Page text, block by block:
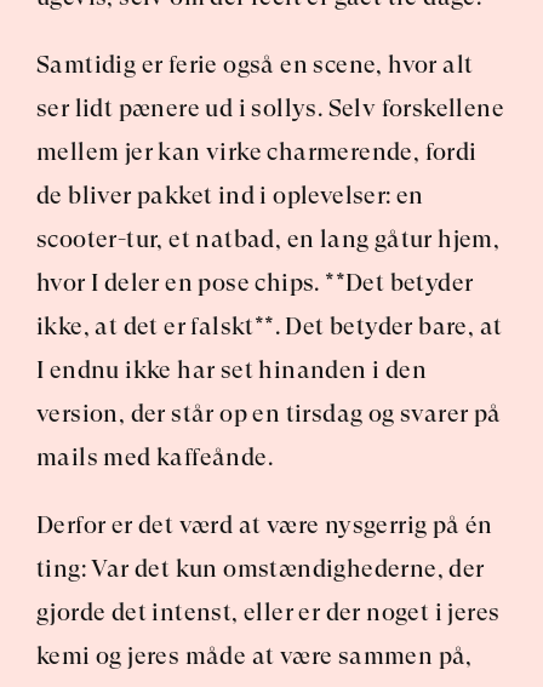
Samtidig er ferie også en scene, hvor alt
ser lidt pænere ud i sollys. Selv forskellene
mellem jer kan virke charmerende, fordi
de bliver pakket ind i oplevelser: en
scooter-tur, et natbad, en lang gåtur hjem,
hvor I deler en pose chips. **Det betyder
ikke, at det er falskt**. Det betyder bare, at
I endnu ikke har set hinanden i den
version, der står op en tirsdag og svarer på
mails med kaffeånde.
Derfor er det værd at være nysgerrig på én
ting: Var det kun omstændighederne, der
gjorde det intenst, eller er der noget i jeres
kemi og jeres måde at være sammen på,